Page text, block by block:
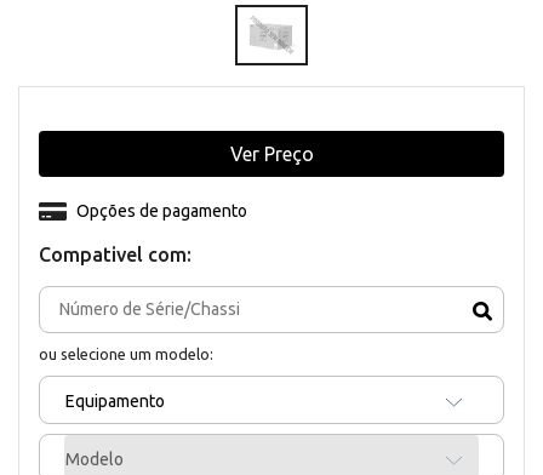
Compativel com:
ou selecione um modelo:
Equipamento
Modelo
Opções de pagamento
Ver Preço